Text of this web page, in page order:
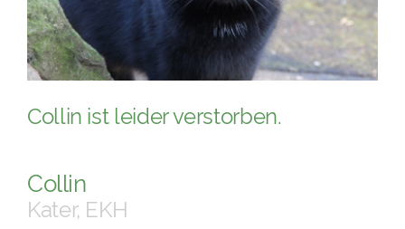
PATENSCHAFTEN
HELFER WERDEN
Collin ist leider verstorben.
Collin
Kater, EKH